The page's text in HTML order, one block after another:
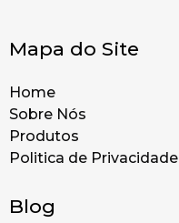
Mapa do Site
Home
Sobre Nós
Produtos
Politica de Privacidade
Blog